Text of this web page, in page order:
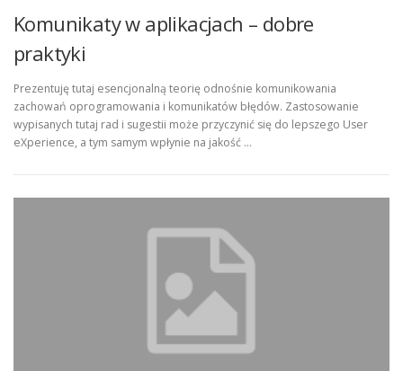
Komunikaty w aplikacjach – dobre
praktyki
Prezentuję tutaj esencjonalną teorię odnośnie komunikowania
zachowań oprogramowania i komunikatów błędów. Zastosowanie
wypisanych tutaj rad i sugestii może przyczynić się do lepszego User
eXperience, a tym samym wpłynie na jakość …